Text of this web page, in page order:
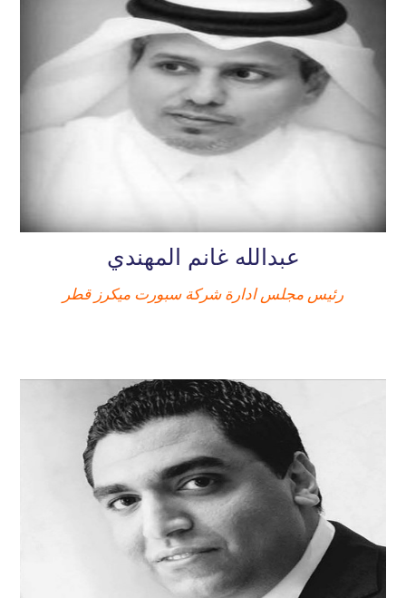
عبدالله غانم المهندي
رئيس مجلس ادارة شركة سبورت ميكرز قطر